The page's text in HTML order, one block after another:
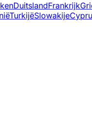
DuitslandFrankrijk
TurkijëSlowakije